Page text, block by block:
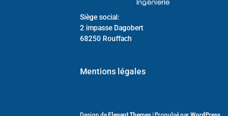
Siège social:
2 impasse Dagobert
68250 Rouffach
Mentions légales
Design deElegant Themes| Propulsé parWordPress